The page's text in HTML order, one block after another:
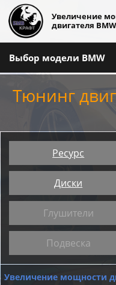
Увеличение
двигателя BMW
Выбор модели BMW
Тюнинг
Ресурс
Диски
Глушители
Подвеска
Увеличение мощности